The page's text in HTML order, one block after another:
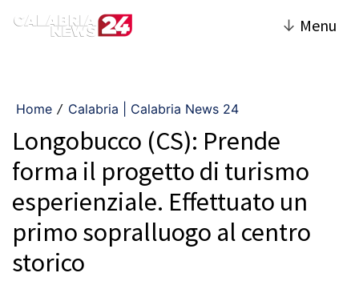
↓ Menu
Home / Calabria | Calabria News 24
Longobucco (CS): Prende
forma il progetto di turismo
esperienziale. Effettuato un
primo sopralluogo al centro
storico